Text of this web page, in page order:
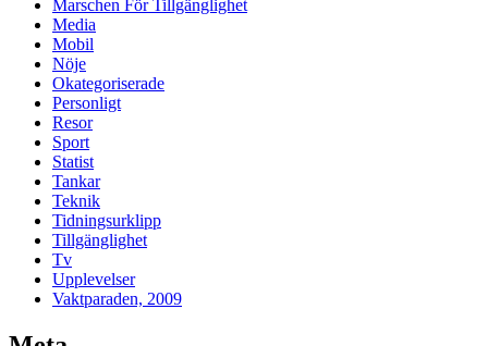
Marschen För Tillgänglighet
Media
Mobil
Nöje
Okategoriserade
Personligt
Resor
Sport
Statist
Tankar
Teknik
Tidningsurklipp
Tillgänglighet
Tv
Upplevelser
Vaktparaden, 2009